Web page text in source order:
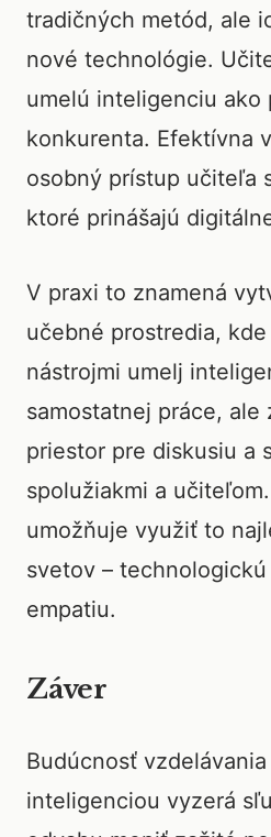
tradičných metód, ale
nové technológie.
umelú inteligenciu ako
konkurenta. Efektívna
osobný prístup učiteľa
ktoré prinášajú
V praxi to znamená
učebné prostredia,
nástrojmi umelj
samostatnej práce, ale
priestor pre diskusiu a
spolužiakmi a
umožňuje využiť to
svetov –
empatiu.
Záver
Budúcnosť
inteligenciou vyzerá